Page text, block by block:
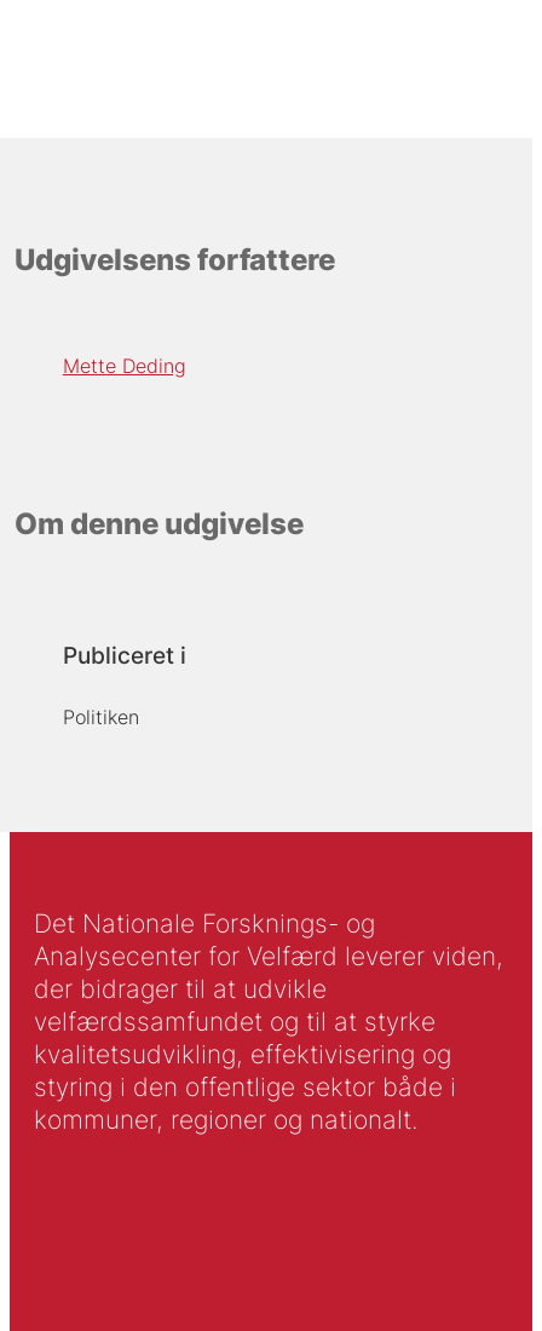
Udgivelsens forfattere
Mette Deding
Om denne udgivelse
Publiceret i
Politiken
Det Nationale Forsknings- og
Analysecenter for Velfærd leverer viden,
der bidrager til at udvikle
velfærdssamfundet og til at styrke
kvalitetsudvikling, effektivisering og
styring i den offentlige sektor både i
kommuner, regioner og nationalt.